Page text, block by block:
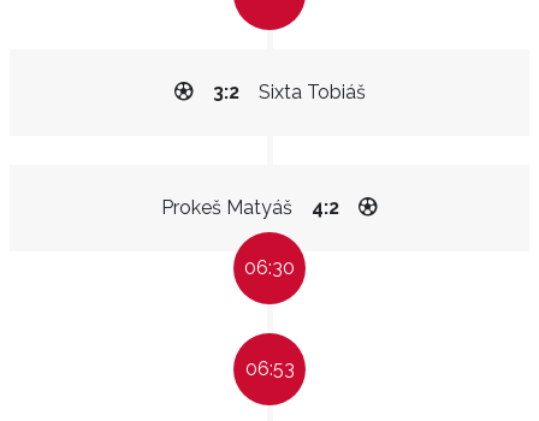
Sixta Tobiáš
3:2
Prokeš Matyáš 4:2
06:30
06:53